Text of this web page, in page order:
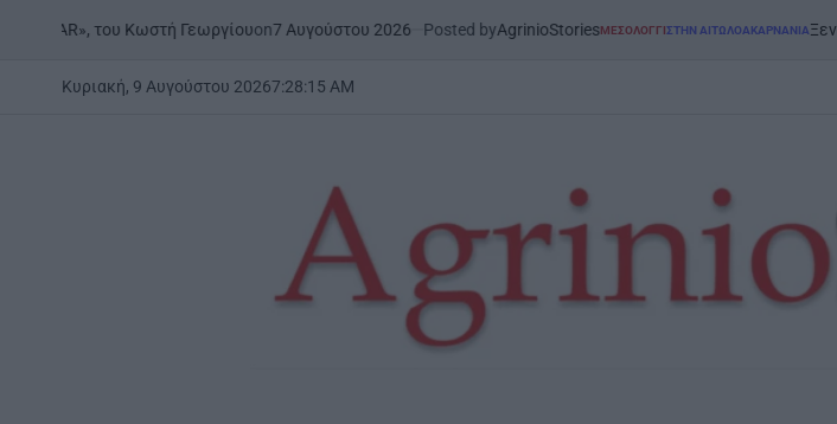
Κωστή Γεωργίουon7 Αυγούστου 2026 Posted by AgrinioStories POSTED
ΜΕΣΟΛΌΓΓΙΣΤΗΝ ΑΙΤΩΛΟΑΚΑΡΝΑΝΊΑΞενοκράτειο | 9/8 |
Κυριακή, 9 Αυγούστου 20267:28:16 AM